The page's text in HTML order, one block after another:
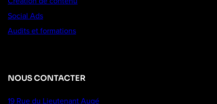
Social Ads
Audits et formations
NOUS CONTACTER
19 Rue du Lieutenant Augé